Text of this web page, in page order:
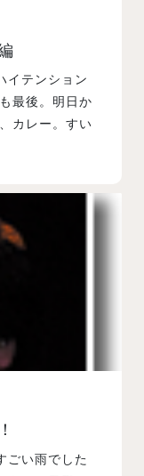
イテンション
最後。明日か
カレー。すい
ごい雨でした